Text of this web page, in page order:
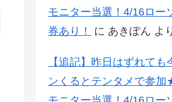
モニター当選！4/16ロー
券あり！
に あきぽん よ
【追記】昨日はずれても
ンくるとテンタメで参